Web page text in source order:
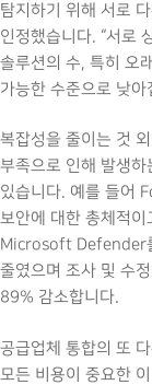
탐지하기 위해 서로
인정했습니다. “서로
솔루션의 수, 특히 오
가능한 수준으로 낮아
복잡성을 줄이는 것
부족으로 인해 발생
있습니다. 예를 들어
보안에 대한 총체적
Microsoft Defender
줄였으며 조사 및 수
89% 감소합니다.
공급업체 통합의 또
모든 비용이 중요한